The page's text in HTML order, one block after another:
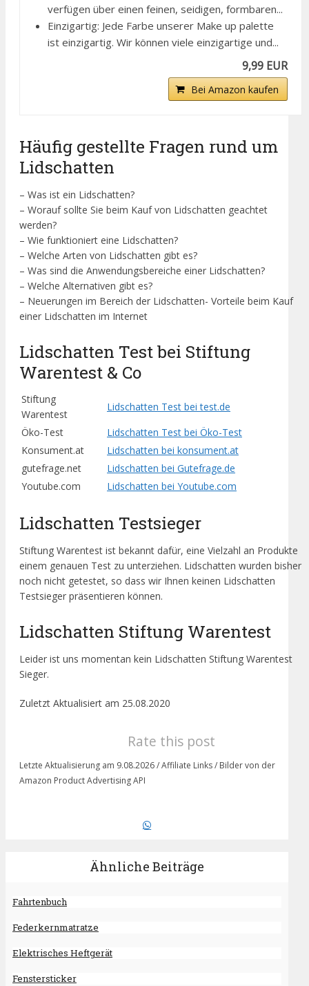
verfügen über einen feinen, seidigen, formbaren...
Einzigartig: Jede Farbe unserer Make up palette
ist einzigartig. Wir können viele einzigartige und...
9,99 EUR
Bei Amazon kaufen
Häufig gestellte Fragen rund um
Lidschatten
– Was ist ein Lidschatten?
– Worauf sollte Sie beim Kauf von Lidschatten geachtet
werden?
– Wie funktioniert eine Lidschatten?
– Welche Arten von Lidschatten gibt es?
– Was sind die Anwendungsbereiche einer Lidschatten?
– Welche Alternativen gibt es?
– Neuerungen im Bereich der Lidschatten- Vorteile beim Kauf
einer Lidschatten im Internet
Lidschatten Test bei Stiftung
Warentest & Co
Stiftung
Warentest
Lidschatten Test bei test.de
Öko-Test
Lidschatten Test bei Öko-Test
Konsument.at
Lidschatten bei konsument.at
gutefrage.net
Lidschatten bei Gutefrage.de
Youtube.com
Lidschatten bei Youtube.com
Lidschatten Testsieger
Stiftung Warentest ist bekannt dafür, eine Vielzahl an Produkte
einem genauen Test zu unterziehen. Lidschatten wurden bisher
noch nicht getestet, so dass wir Ihnen keinen Lidschatten
Testsieger präsentieren können.
Lidschatten Stiftung Warentest
Leider ist uns momentan kein Lidschatten Stiftung Warentest
Sieger.
Zuletzt Aktualisiert am 25.08.2020
Rate this post
Letzte Aktualisierung am 9.08.2026 / Affiliate Links / Bilder von der
Amazon Product Advertising API
Ähnliche Beiträge
Fahrtenbuch
Federkernmatratze
Elektrisches Heftgerät
Fenstersticker